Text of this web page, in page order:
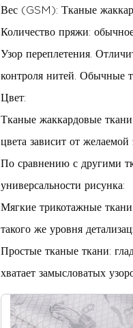
Вес (GSM): Тканые
Количество пряжи:
Узор переплетения.
контроля нитей. Обычные
Цвет:
Тканые жаккардовые
цвета зависит от желаемой
По сравнению с другими
универсальности рисунка:
Мягкие трикотажные
такого же уровня
Простые тканые ткани:
хватает замысловатых